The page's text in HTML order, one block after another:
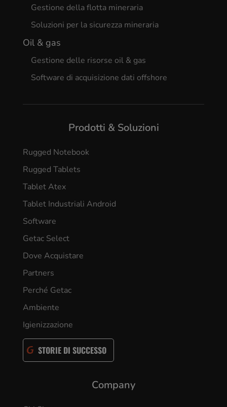
Gestione della flotta mineraria
Soluzioni per la sicurezza mineraria
Oil & gas
Gestione delle risorse oil & gas
Software di acquisizione dati offshore
Prodotti & Soluzioni
Rugged Notebook
Rugged Tablets
Tablet Atex
Tablet Industriali Android
Software
Getac Select
Dove Acquistare
Partners
Perché Getac
Ambiente
Igienizzazione
STORIE DI SUCCESSO
Company